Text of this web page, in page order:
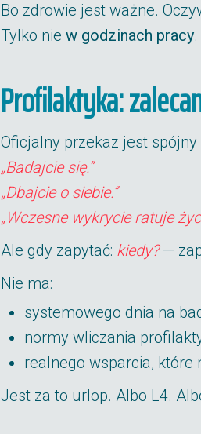
Bo zdrowie jest ważne.
Tylko nie w godzinach pracy.
Profilaktyka:
Oficjalny przekaz jest spójny
„Badajcie się.”
„Dbajcie o siebie.”
„Wczesne wykrycie ratuje
Ale gdy zapytać: kiedy?—
Nie ma:
systemowego dnia na
normy wliczania
realnego wsparcia, które
Jest za to urlop. Albo L4.